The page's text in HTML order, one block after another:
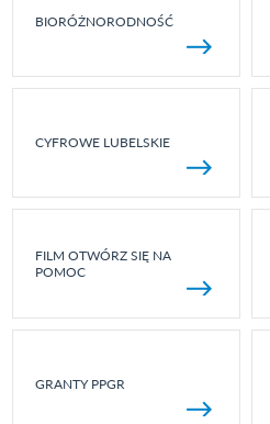
BIORÓŻNORODNOŚĆ
CYFROWE LUBELSKIE
FILM OTWÓRZ SIĘ NA
POMOC
GRANTY PPGR